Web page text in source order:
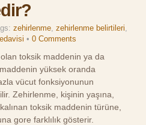
zehirlenme,zehirlenme belirtileri,
•0 Comments
toksik maddenin ya da
yüksek oranda
vücut fonksiyonunun
Zehirlenme, kişinin yaşına,
toksik maddenin türüne,
gore farklılık gösterir.